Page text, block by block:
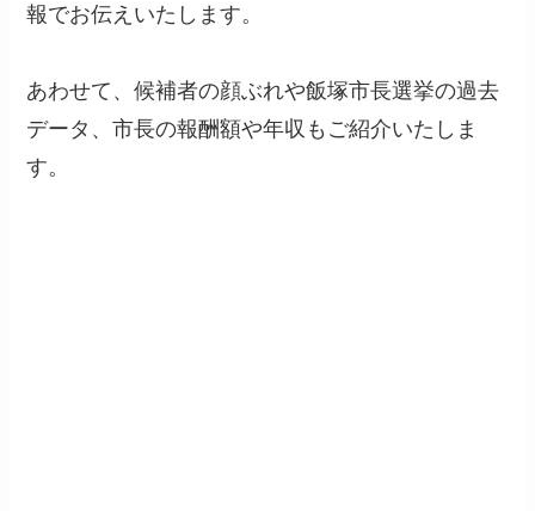
報でお伝えいたします。
あわせて、候補者の顔ぶれや飯塚市長選挙の過去
データ、市長の報酬額や年収もご紹介いたしま
す。